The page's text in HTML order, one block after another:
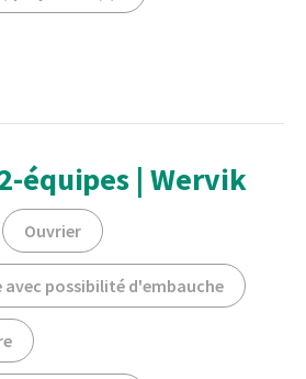
équipes | Wervik
Ouvrier
possibilité d'embauche